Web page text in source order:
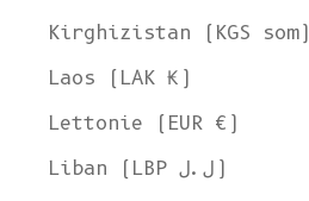
Kirghizistan (KGS som)
Laos (LAK ₭)
Lettonie (EUR €)
Liban (LBP ل.ل)